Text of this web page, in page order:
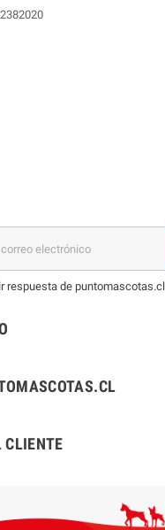
respuesta de puntomascotas.cl
CLIENTE